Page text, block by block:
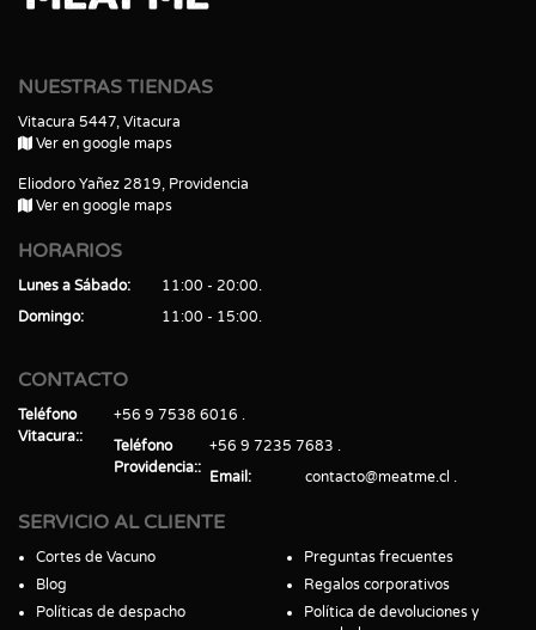
NUESTRAS TIENDAS
Vitacura 5447, Vitacura
Ver en google maps
Eliodoro Yañez 2819, Providencia
Ver en google maps
HORARIOS
Lunes a Sábado
11:00 - 20:00
Domingo
11:00 - 15:00
CONTACTO
Teléfono
Vitacura:
+56 9 7538 6016
Teléfono
Providencia:
+56 9 7235 7683
Email
contacto@meatme.cl
SERVICIO AL CLIENTE
Cortes de Vacuno
Blog
Políticas de despacho
Preguntas frecuentes
Regalos corporativos
Política de devoluciones y